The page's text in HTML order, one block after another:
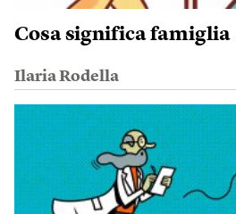
Cosa significa famiglia
Ilaria Rodella